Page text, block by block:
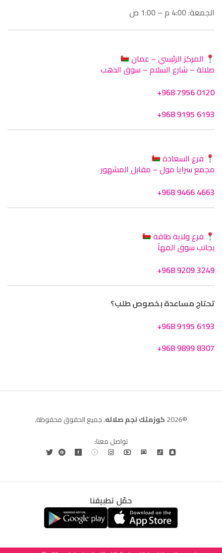
الجمعة: 4:00 م – 1:00 ص
المركز الرئيسي – عمان
صلالة – شارع السلام – سوق الذهب
+968 7956 0120
+968 9195 6193
فرع السعادة
مجمع سرايا مول – مقابل المشهور
+968 9466 4663
فرع ولاية طاقة
بجانب سوق المهآ
+968 9209 3249
تحتاج مساعدة بخصوص طلب؟
+968 9195 6193
+968 9899 8307
©2026 كوزمتك نجم صلاله. جميع الحقوق محفوظة.
تواصل معنا:
حمّل تطبيقنا